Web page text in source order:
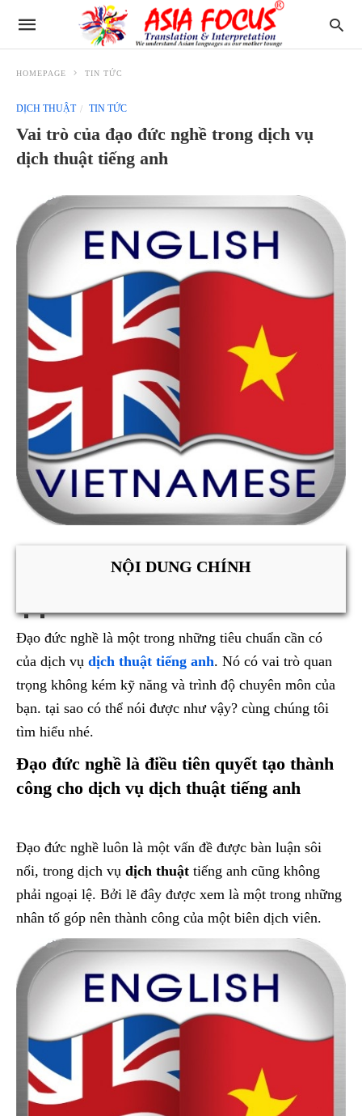
HOMEPAGE TIN TỨC
DỊCH THUẬT TIN TỨC
Vai trò của đạo đức nghề trong dịch vụ
dịch thuật tiếng anh
NỘI DUNG CHÍNH
Đạo đức nghề là một trong những tiêu chuẩn cần có
của dịch vụ dịch thuật tiếng anh. Nó có vai trò quan
trọng không kém kỹ năng và trình độ chuyên môn của
bạn. tại sao có thể nói được như vậy? cùng chúng tôi
tìm hiểu nhé.
Đạo đức nghề là điều tiên quyết tạo thành
công cho dịch vụ dịch thuật tiếng anh
Đạo đức nghề luôn là một vấn đề được bàn luận sôi
nổi, trong dịch vụ dịch thuật tiếng anh cũng không
phải ngoại lệ. Bởi lẽ đây được xem là một trong những
nhân tố góp nên thành công của một biên dịch viên.